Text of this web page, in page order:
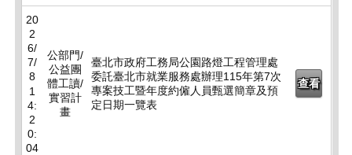
20
2
6/
7/
8
1
4:
2
0:
04
公部門/
公益團
體工讀/
實習計
畫
臺北市政府工務局公園路燈工程管理處
委託臺北市就業服務處辦理115年第7次
專案技工暨年度約僱人員甄選簡章及預
定日期一覽表
查看